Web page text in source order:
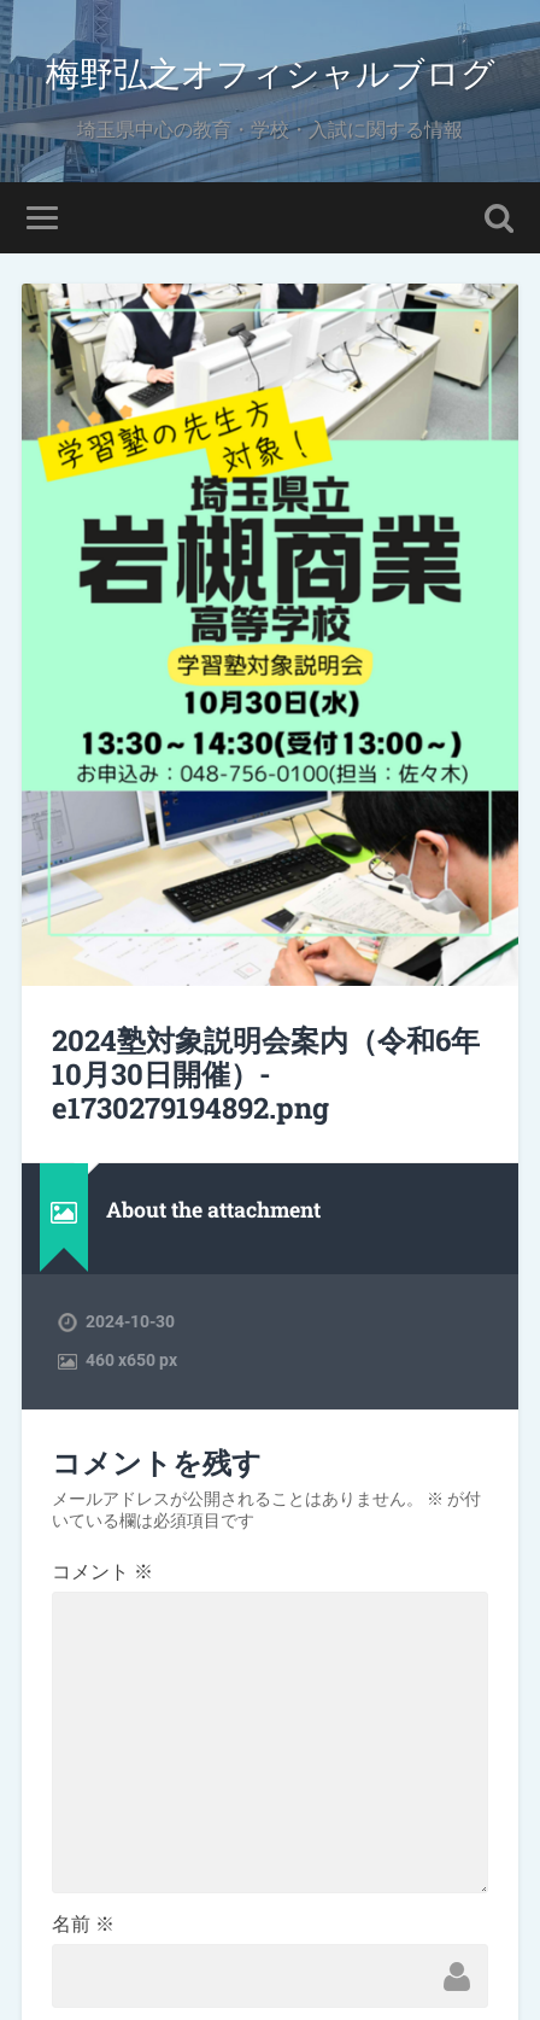
梅野弘之オフィシャルブログ
埼玉県中心の教育・学校・入試に関する情報
2024塾対象説明会案内（令和6年
10月30日開催）-
e1730279194892.png
About the attachment
2024-10-30
460x650 px
コメントを残す
メールアドレスが公開されることはありません。 ※ が付
いている欄は必須項目です
コメント ※
名前 ※